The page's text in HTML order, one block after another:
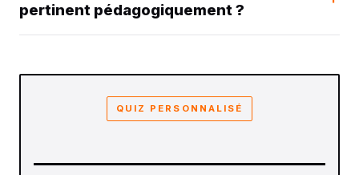
pertinent pédagogiquement ?
QUIZ PERSONNALISÉ